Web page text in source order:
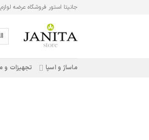
جانیتا استور فروشگاه عرضه
ماساژ و اسپا تجهیزات و